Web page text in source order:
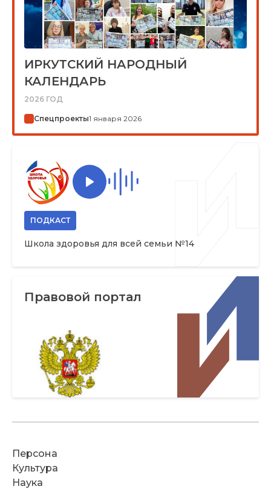
ИРКУТСКИЙ НАРОДНЫЙ
КАЛЕНДАРЬ
2026 ГОД
Спецпроекты1 января 2026
ПОДКАСТ
Школа здоровья для всей семьи №14
Правовой портал
Персона
Культура
Наука